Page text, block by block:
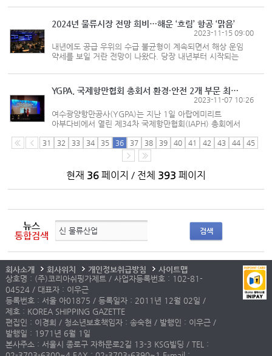
“국제물류업계에서 외국인근로자 고용의 필요성을 느끼고
고용노동부와 중소기업중앙회에...
2024년 물류시장 전망 희비…해운 ‘흐림’ 항공 ‘맑음’
2023-11-15 09:00
내년에도 공급 우위의 수급 불균형이 계속되면서 해상 운임
약세를 보일 거란 전망이 나왔다. 당장 내년부터 시작되는
최병석 삼성SDS 그룹장은 지난 1일 오후 대한상공회의소에서
열린 ‘202...
YGPA, 국제항만협회 총회서 환경·안전 2개 부문 최우수 항만 선정
2023-11-07 10:26
여수광양항만공사(YGPA)는 지난 1일 아랍에미리트
아부다비에서 열린 제34차 국제항만협회(IAPH) 총회에서
‘환경’과 ‘안전’ 2개 분야 모두 최우수 항만으로 선정됐다고
밝혔다. 국제항만협회...
31 32 33 34 35 36 37 38 39 40 41 42 43 44 45
현재 36페이지 / 전체 393 페이지
뉴스
통합검색
검색
회사소개 회사위치 개인정보취급방침
사이트맵
상호명 : (주)코리아쉬핑가제트 / 사업자등록번호 : 102-81-
04524 / 대표자 : 이우근
등록번호 : 서울 아01875 / 등록일자 : 2011년 12월 02일 /
제호 : KOREA SHIPPING GAZETTE
편집인 : 이경희 / 청소년보호책임자 : 송숙현 / 발행인 : 이우근 /
발행일 : 1971년 6월 1일
본사주소 : 서울시 종로구 자하문로2길 13-3 KSG빌딩 / TEL :